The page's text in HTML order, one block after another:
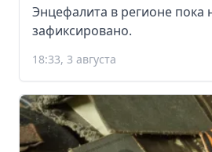
Энцефалита в регионе пока
зафиксировано.
18:33, 3 августа